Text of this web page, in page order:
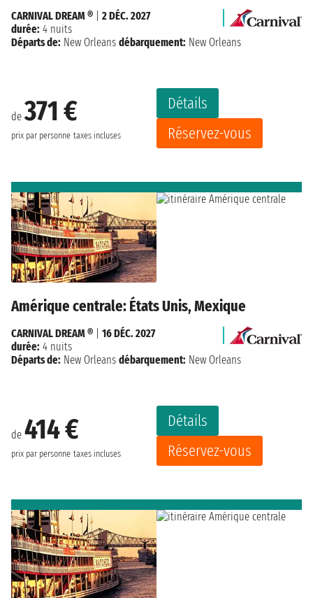
de371 €
prix par personne taxes incluses
Détails
Réservez-vous
CARNIVAL DREAM ®
2 DÉC. 2027
durée: 4 nuits
Départs de: New Orleans débarquement: New Orleans
Amérique centrale: États Unis, Mexique
de 414 €
prix par personne taxes incluses
Détails
Réservez-vous
CARNIVAL DREAM ®
16 DÉC. 2027
durée: 4 nuits
Départs de: New Orleans débarquement: New Orleans